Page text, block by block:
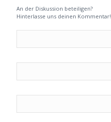
An der Diskussion beteiligen?
Hinterlasse uns deinen Kommentar!